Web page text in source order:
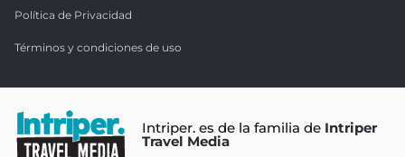
Política de Privacidad
Términos y condiciones de uso
Intriper. es de la familia de Intriper
Travel Media